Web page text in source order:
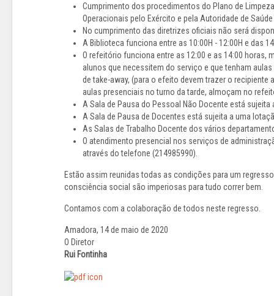
Cumprimento dos procedimentos do Plano de
Operacionais pelo Exército e pela Autoridade de
No cumprimento das diretrizes oficiais não será
A Biblioteca funciona entre as 10:00H - 12:00H e das
O refeitório funciona entre as 12:00 e as 14:00 horas,
alunos que necessitem do serviço e que tenham
de take-away, (para o efeito devem trazer o
aulas presenciais no turno da tarde, almoçam no
A Sala de Pausa do Pessoal Não Docente está
A Sala de Pausa de Docentes está sujeita a uma
As Salas de Trabalho Docente dos vários
O atendimento presencial nos serviços de
através do telefone (214985990).
Estão assim reunidas todas as condições para um
consciência social são imperiosas para tudo correr bem.
Contamos com a colaboração de todos neste regresso.
Amadora, 14 de maio de 2020
O Diretor
Rui Fontinha